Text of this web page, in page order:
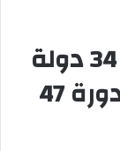
«الهيئة العامة للكتاب»: 34 دولة
و850 ناشرًا يشاركون بالدورة 47